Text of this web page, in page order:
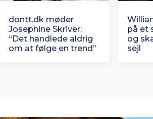
dontt.dk møder
Josephine Skriver:
“Det handlede aldrig
om at følge en trend”
på et
og
sejl